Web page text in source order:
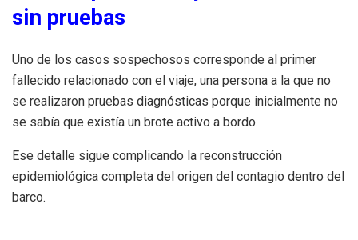
sin pruebas
Uno de los casos sospechosos corresponde al primer
fallecido relacionado con el viaje, una persona a la que no
se realizaron pruebas diagnósticas porque inicialmente no
se sabía que existía un brote activo a bordo.
Ese detalle sigue complicando la reconstrucción
epidemiológica completa del origen del contagio dentro del
barco.